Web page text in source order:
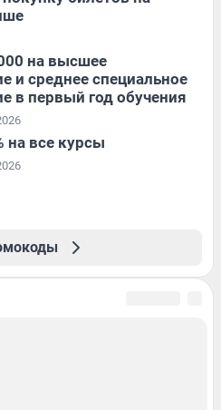
на высшее
и среднее специальное
в первый год обучения
на все курсы